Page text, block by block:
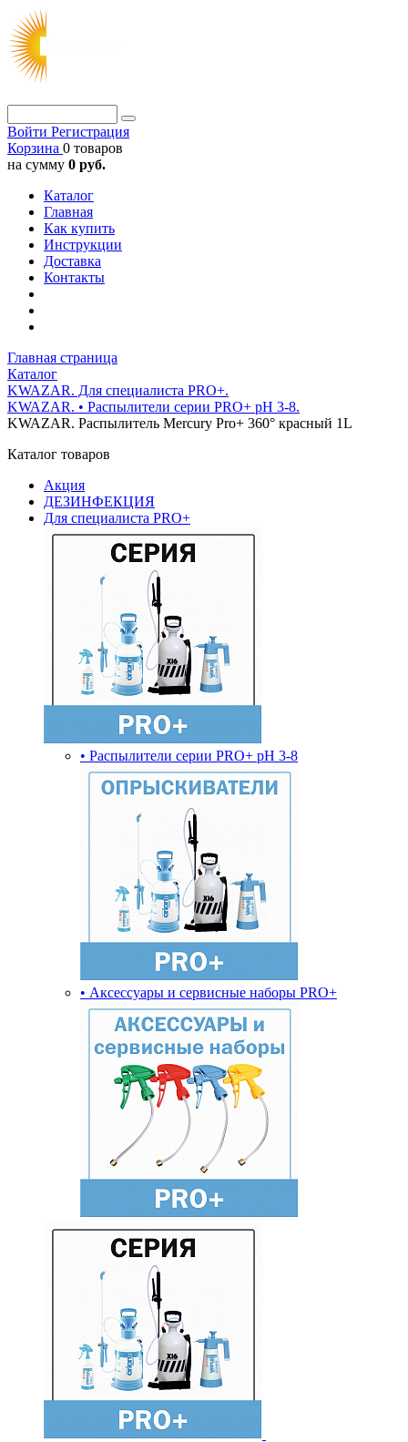
Войти Регистрация
Корзина 0 товаров
на сумму 0 руб.
Каталог
Главная
Как купить
Инструкции
Доставка
Контакты
Главная страница
Каталог
KWAZAR. Для специалиста PRO+.
KWAZAR. • Распылители серии PRO+ pH 3-8.
KWAZAR. Распылитель Mercury Pro+ 360° красный 1L
Каталог товаров
Акция
ДЕЗИНФЕКЦИЯ
Для специалиста PRO+
• Распылители серии PRO+ pH 3-8
• Аксессуары и сервисные наборы PRO+